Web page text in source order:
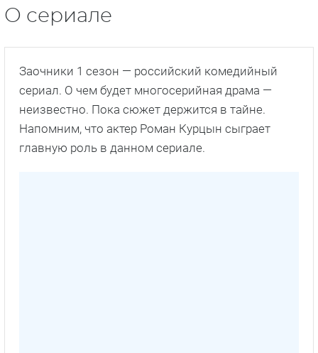
О сериале
Заочники 1 сезон — российский комедийный
сериал. О чем будет многосерийная драма —
неизвестно. Пока сюжет держится в тайне.
Напомним, что актер Роман Курцын сыграет
главную роль в данном сериале.